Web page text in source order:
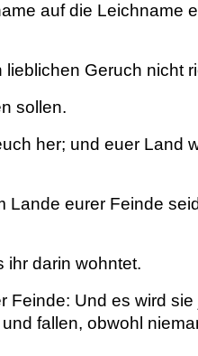
auf die Leichname
Geruch nicht
sollen.
her; und euer Land
Lande eurer Feinde
ihr darin wohntet.
Feinde: Und es wird sie
fallen, obwohl